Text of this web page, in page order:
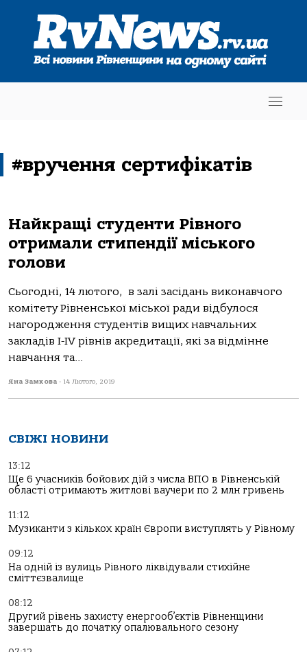
#вручення сертифікатів
Найкращі студенти Рівного
отримали стипендії міського
голови
Сьогодні, 14 лютого, в залі засідань виконавчого
комітету Рівненської міської ради відбулося
нагородження студентів вищих навчальних
закладів I-IV рівнів акредитації, які за відмінне
навчання та...
Яна Замкова - 14 Лютого, 2019
СВІЖІ НОВИНИ
13:12
Ще 6 учасників бойових дій з числа ВПО в Рівненській
області отримають житлові ваучери по 2 млн гривень
11:12
Музиканти з кількох країн Європи виступлять у Рівному
09:12
На одній із вулиць Рівного ліквідували стихійне
сміттєзвалище
08:12
Другий рівень захисту енергооб’єктів Рівненщини
завершать до початку опалювального сезону